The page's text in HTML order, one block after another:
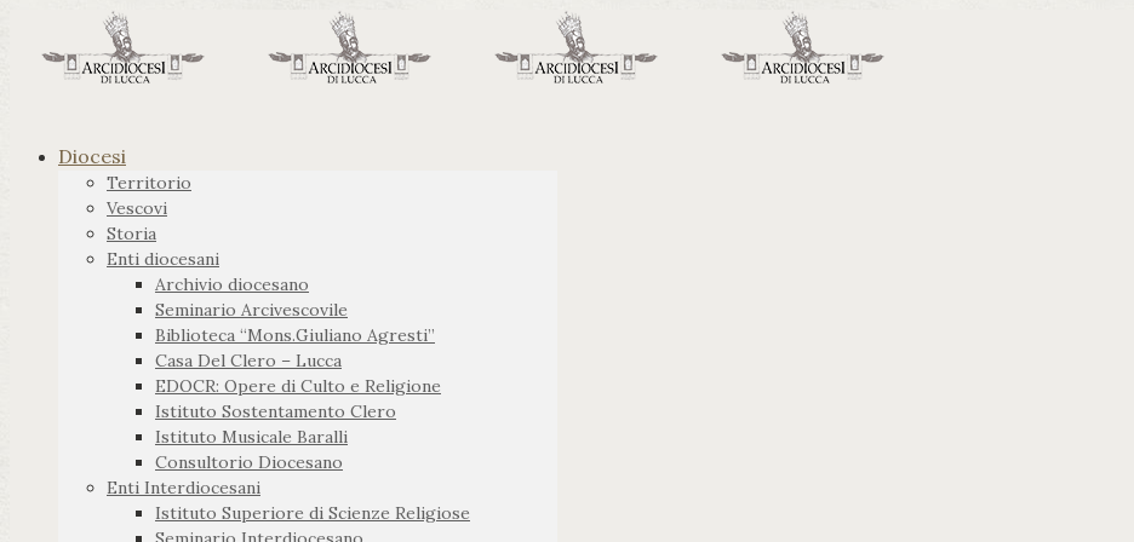
Diocesi
Territorio
Vescovi
Storia
Enti diocesani
Archivio diocesano
Seminario Arcivescovile
Biblioteca “Mons.Giuliano Agresti”
Casa Del Clero – Lucca
EDOCR: Opere di Culto e Religione
Istituto Sostentamento Clero
Istituto Musicale Baralli
Consultorio Diocesano
Enti Interdiocesani
Istituto Superiore di Scienze Religiose